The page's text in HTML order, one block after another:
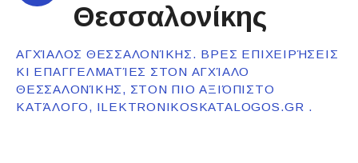
Θεσσαλονίκης
ΑΓΧΊΑΛΟΣ ΘΕΣΣΑΛΟΝΊΚΗΣ. ΒΡΕΣ ΕΠΙΧΕΙΡΉΣΕΙΣ
ΚΙ ΕΠΑΓΓΕΛΜΑΤΊΕΣ ΣΤΟΝ ΑΓΧΊΑΛΟ
ΘΕΣΣΑΛΟΝΊΚΗΣ, ΣΤΟΝ ΠΙΟ ΑΞΙΌΠΙΣΤΟ
ΚΑΤΆΛΟΓΟ, ILEKTRONIKOSKATALOGOS.GR .